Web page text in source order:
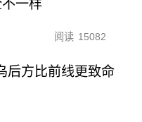
一样
阅读 15082
后方比前线更致命